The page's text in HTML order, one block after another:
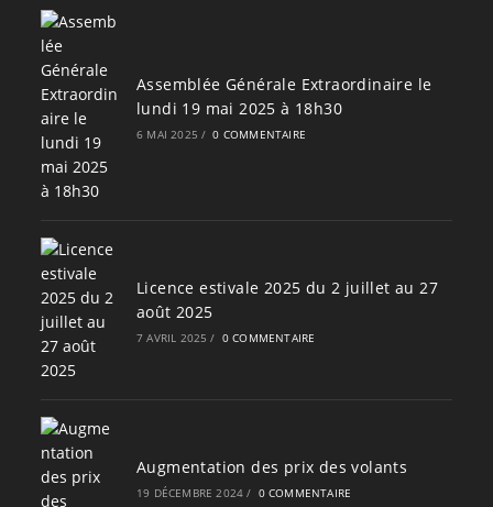
Assemblée Générale Extraordinaire le
lundi 19 mai 2025 à 18h30
6 MAI 2025 / 0 COMMENTAIRE
Licence estivale 2025 du 2 juillet au 27
août 2025
7 AVRIL 2025 / 0 COMMENTAIRE
Augmentation des prix des volants
19 DÉCEMBRE 2024 / 0 COMMENTAIRE